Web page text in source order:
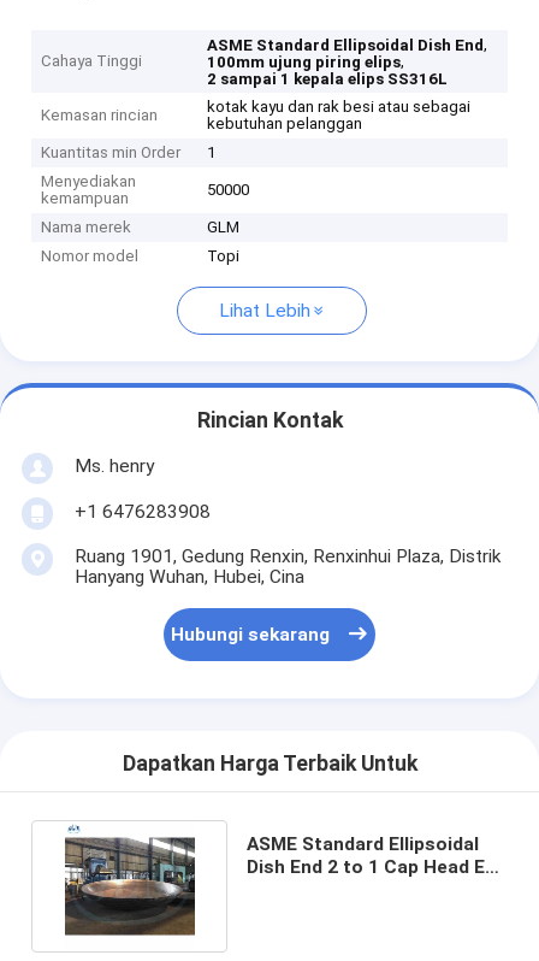
Cahaya Tinggi
ASME Standard Ellipsoidal Dish End,
100mm ujung piring elips,
2 sampai 1 kepala elips SS316L
Kemasan rincian
kotak kayu dan rak besi atau sebagai
kebutuhan pelanggan
Kuantitas min Order
1
Menyediakan
kemampuan
50000
Nama merek
GLM
Nomor model
Topi
Lihat Lebih
Rincian Kontak
Ms. henry
+1 6476283908
Ruang 1901, Gedung Renxin, Renxinhui Plaza, Distrik
Hanyang Wuhan, Hubei, Cina
Hubungi sekarang
Dapatkan Harga Terbaik Untuk
ASME Standard Ellipsoidal
Dish End 2 to 1 Cap Head End